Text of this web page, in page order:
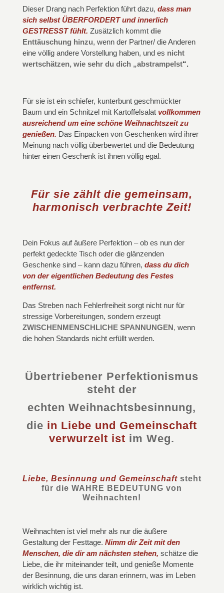
Dieser Drang nach Perfektion führt dazu, dass man
sich selbst ÜBERFORDERT und innerlich
GESTRESST fühlt. Zusätzlich kommt die
Enttäuschung hinzu, wenn der Partner/ die Anderen
eine völlig andere Vorstellung haben, und es nicht
wertschätzen, wie sehr du dich „abstrampelst“.
Für sie ist ein schiefer, kunterbunt geschmückter
Baum und ein Schnitzel mit Kartoffelsalat vollkommen
ausreichend um eine schöne Weihnachtszeit zu
genießen. Das Einpacken von Geschenken wird ihrer
Meinung nach völlig überbewertet und die Bedeutung
hinter einen Geschenk ist ihnen völlig egal.
Für sie zählt die gemeinsam,
harmonisch verbrachte Zeit!
Dein Fokus auf äußere Perfektion – ob es nun der
perfekt gedeckte Tisch oder die glänzenden
Geschenke sind – kann dazu führen, dass du dich
von der eigentlichen Bedeutung des Festes
entfernst.
Das Streben nach Fehlerfreiheit sorgt nicht nur für
stressige Vorbereitungen, sondern erzeugt
ZWISCHENMENSCHLICHE SPANNUNGEN, wenn
die hohen Standards nicht erfüllt werden.
Übertriebener Perfektionismus
steht der
echten Weihnachtsbesinnung,
die in Liebe und Gemeinschaft
verwurzelt ist im Weg.
Liebe, Besinnung und Gemeinschaft steht
für dieWAHRE BEDEUTUNG von
Weihnachten!
Weihnachten ist viel mehr als nur die äußere
Gestaltung der Festtage. Nimm dir Zeit mit den
Menschen, die dir am nächsten stehen, schätze die
Liebe, die ihr miteinander teilt, und genieße Momente
der Besinnung, die uns daran erinnern, was im Leben
wirklich wichtig ist.